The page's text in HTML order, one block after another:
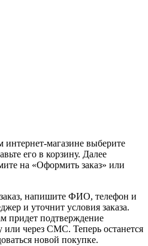
магазине выберите
его в корзину. Далее
на «Оформить заказ» или
напишите ФИО, телефон и
и уточнит условия заказа.
придет подтверждение
или через СМС. Теперь останется
новой покупке.